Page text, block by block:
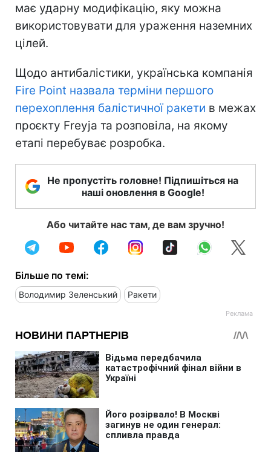
має ударну модифікацію, яку можна
використовувати для ураження наземних
цілей.
Щодо антибалістики, українська компанія
Fire Point назвала терміни першого
перехоплення балістичної ракети в межах
проєкту Freyja та розповіла, на якому
етапі перебуває розробка.
Не пропустіть головне! Підпишіться на
наші оновлення в Google!
Або читайте нас там, де вам зручно!
Більше по темі:
Володимир Зеленський Ракети